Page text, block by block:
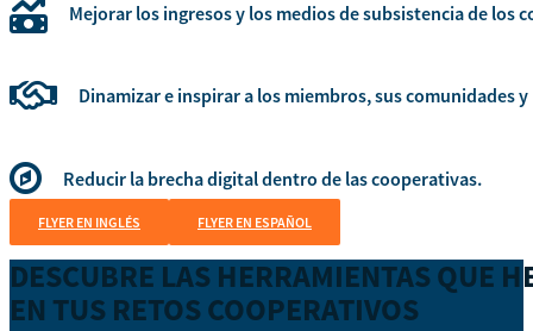
Mejorar los ingresos y los medios de subsistencia de los
Dinamizar e inspirar a los miembros, sus comunidades
Reducir la brecha digital dentro de las cooperativas.
FLYER EN INGLÉS FLYER EN ESPAÑOL
DESCUBRE LAS HERRAMIENTAS QUE
EN TUS RETOS COOPERATIVOS